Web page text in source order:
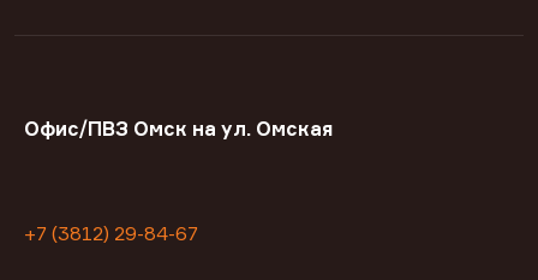
Офис/ПВЗ Омск на ул. Омская
+7 (3812) 29-84-67